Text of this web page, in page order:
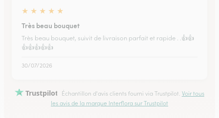
★ ★ ★ ★ ★
Très beau bouquet
Très beau bouquet, suivit de livraison parfait et rapide . .👍👍
👍👍👍👍👍
30/07/2026
Trustpilot Échantillon d'avis clients fourni via Trustpilot. Voir tous
les avis de la marque Interflora sur Trustpilot